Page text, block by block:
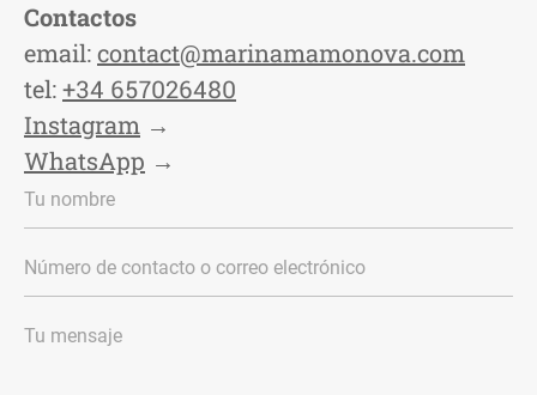
Сontactos
email:contact@marinamamonova.com
tel:+34 657026480
Instagram →
WhatsApp →